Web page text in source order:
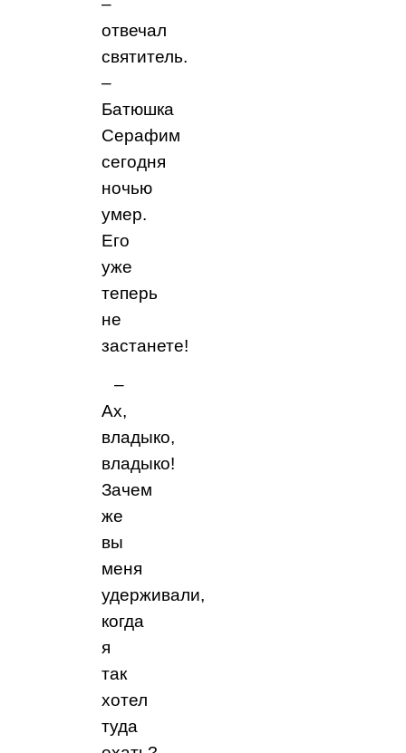
–
отвечал
святитель.
–
Батюшка
Серафим
сегодня
ночью
умер.
Его
уже
теперь
не
застанете!
–
Ах,
владыко,
владыко!
Зачем
же
вы
меня
удерживали,
когда
я
так
хотел
туда